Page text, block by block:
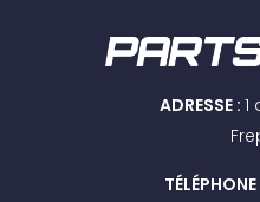
ADRESSE : 1
TÉLÉPHONE